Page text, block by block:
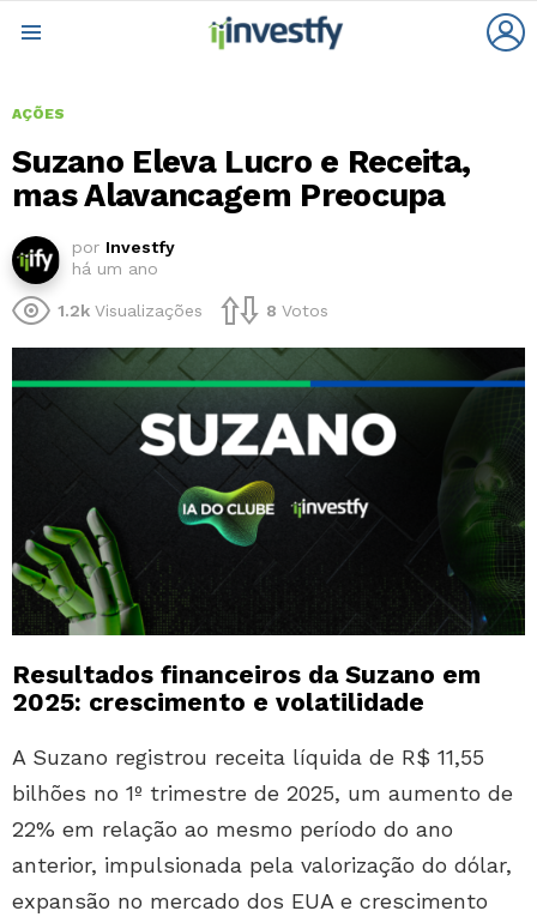
AÇÕES
Suzano Eleva Lucro e Receita,
mas Alavancagem Preocupa
por Investfy
há um ano
1.2k Visualizações 8 Votos
Resultados financeiros da Suzano em
2025: crescimento e volatilidade
A Suzano registrou receita líquida de R$ 11,55
bilhões no 1º trimestre de 2025, um aumento de
22% em relação ao mesmo período do ano
anterior, impulsionada pela valorização do dólar,
expansão no mercado dos EUA e crescimento